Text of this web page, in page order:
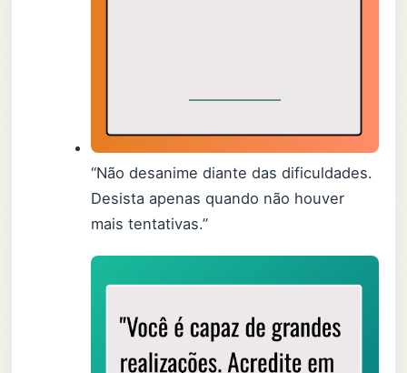
“Não desanime diante das dificuldades.
Desista apenas quando não houver
mais tentativas.”